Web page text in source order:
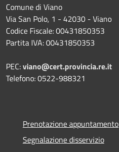
Comune di Viano
Via San Polo, 1 - 42030 - Viano
Codice Fiscale: 00431850353
Partita IVA: 00431850353
PEC:viano@cert.provincia.re.it
Telefono: 0522-988321
Prenotazione appuntamento
Segnalazione disservizio